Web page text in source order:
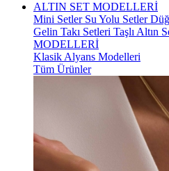
ALTIN SET MODELLERİ
Mini Setler Su Yolu Setler
Gelin Takı Setleri Taşlı Altın
MODELLERİ
Klasik Alyans Modelleri
Tüm Ürünler